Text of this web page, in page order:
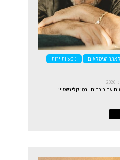
אתר הגימלאים נופש ותיירות
עם כוכבים - רמי קלינשטיין